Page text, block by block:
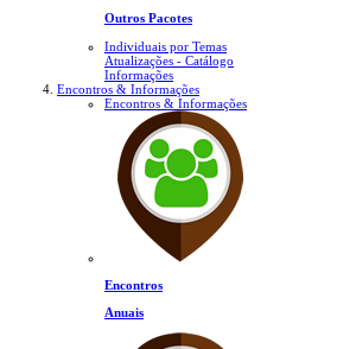
Outros Pacotes
Individuais por Temas
Atualizações - Catálogo
Informações
Encontros & Informações
Encontros & Informações
Encontros
Anuais